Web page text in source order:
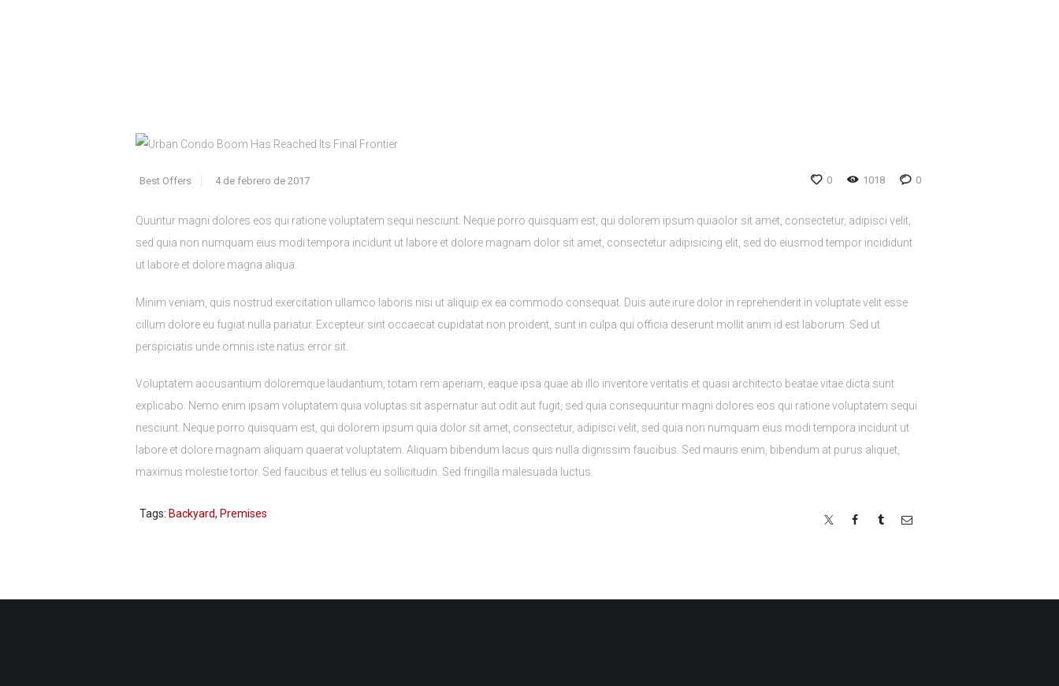
Best Offers 4 de febrero de 2017 0
1018
0
Quuntur magni dolores eos qui ratione voluptatem sequi nesciunt. Neque porro quisquam est, qui dolorem ipsum quiaolor sit amet, consectetur, adipisci velit,
sed quia non numquam eius modi tempora incidunt ut labore et dolore magnam dolor sit amet, consectetur adipisicing elit, sed do eiusmod tempor incididunt
ut labore et dolore magna aliqua.
Minim veniam, quis nostrud exercitation ullamco laboris nisi ut aliquip ex ea commodo consequat. Duis aute irure dolor in reprehenderit in voluptate velit esse
cillum dolore eu fugiat nulla pariatur. Excepteur sint occaecat cupidatat non proident, sunt in culpa qui officia deserunt mollit anim id est laborum. Sed ut
perspiciatis unde omnis iste natus error sit.
Voluptatem accusantium doloremque laudantium, totam rem aperiam, eaque ipsa quae ab illo inventore veritatis et quasi architecto beatae vitae dicta sunt
explicabo. Nemo enim ipsam voluptatem quia voluptas sit aspernatur aut odit aut fugit, sed quia consequuntur magni dolores eos qui ratione voluptatem sequi
nesciunt. Neque porro quisquam est, qui dolorem ipsum quia dolor sit amet, consectetur, adipisci velit, sed quia non numquam eius modi tempora incidunt ut
labore et dolore magnam aliquam quaerat voluptatem. Aliquam bibendum lacus quis nulla dignissim faucibus. Sed mauris enim, bibendum at purus aliquet,
maximus molestie tortor. Sed faucibus et tellus eu sollicitudin. Sed fringilla malesuada luctus.
Tags: Backyard, Premises